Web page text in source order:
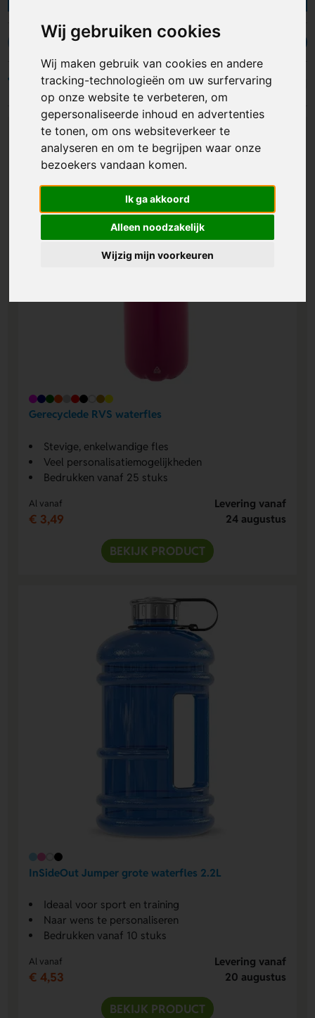
Wij gebruiken cookies
Wij maken gebruik van cookies en andere
tracking-technologieën om uw surfervaring
op onze website te verbeteren, om
gepersonaliseerde inhoud en advertenties
te tonen, om ons websiteverkeer te
analyseren en om te begrijpen waar onze
bezoekers vandaan komen.
Ik ga akkoord
Alleen noodzakelijk
Wijzig mijn voorkeuren
meer dan 100 drinkflessen in allerlei soorten,
maten en materialen. Je kunt waterflessen laten
bedrukken of graveren met jouw logo, naam of
eigen ontwerp, bijvoorbeeld op de dop, op de
zijkant of zelfs helemaal rondom de fles. Bekijk
ons assortiment en vraag een offerte aan of
bestel direct jouw bedrukte waterflessen met
logo.
Waterflessen met rietje Metalen
Filters
Gerecyclede RVS waterfles
Stevige, enkelwandige fles
Veel personalisatiemogelijkheden
Bedrukken vanaf 25 stuks
Al vanaf
€ 3,49
Levering vanaf
24 augustus
BEKIJK PRODUCT
InSideOut Jumper grote waterfles 2.2L
Ideaal voor sport en training
Naar wens te personaliseren
Bedrukken vanaf 10 stuks
Al vanaf
€ 4,53
Levering vanaf
20 augustus
BEKIJK PRODUCT